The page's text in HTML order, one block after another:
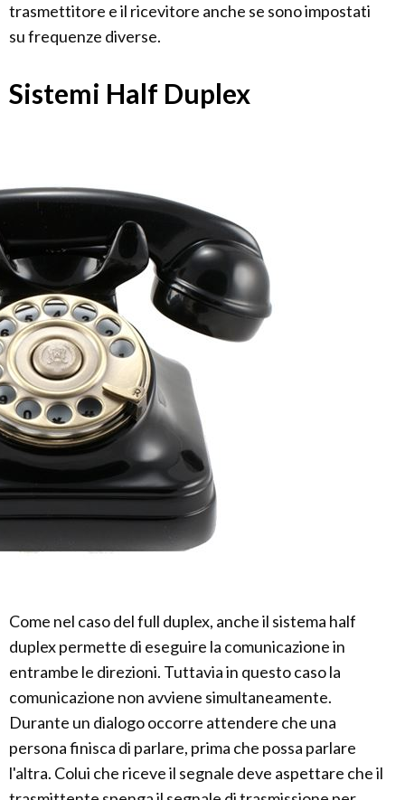
trasmettitore e il ricevitore anche se sono impostati
su frequenze diverse.
Sistemi Half Duplex
Come nel caso del full duplex, anche il sistema half
duplex permette di eseguire la comunicazione in
entrambe le direzioni. Tuttavia in questo caso la
comunicazione non avviene simultaneamente.
Durante un dialogo occorre attendere che una
persona finisca di parlare, prima che possa parlare
l'altra. Colui che riceve il segnale deve aspettare che il